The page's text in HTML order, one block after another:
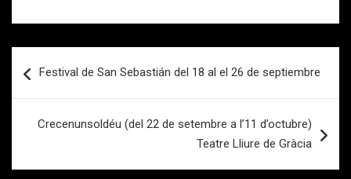
de
Festival de San Sebastián del 18 al el 26 de septiembre
Crecenunsoldéu (del 22 de setembre a l’11 d’octubre)
Teatre Lliure de Gràcia